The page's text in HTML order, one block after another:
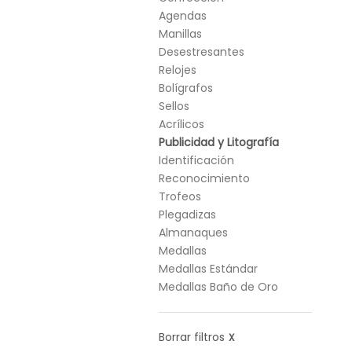
Agendas
Manillas
Desestresantes
Relojes
Bolígrafos
Sellos
Acrílicos
Publicidad y Litografía
Identificación
Reconocimiento
Trofeos
Plegadizas
Almanaques
Medallas
Medallas Estándar
Medallas Baño de Oro
Borrar filtros X